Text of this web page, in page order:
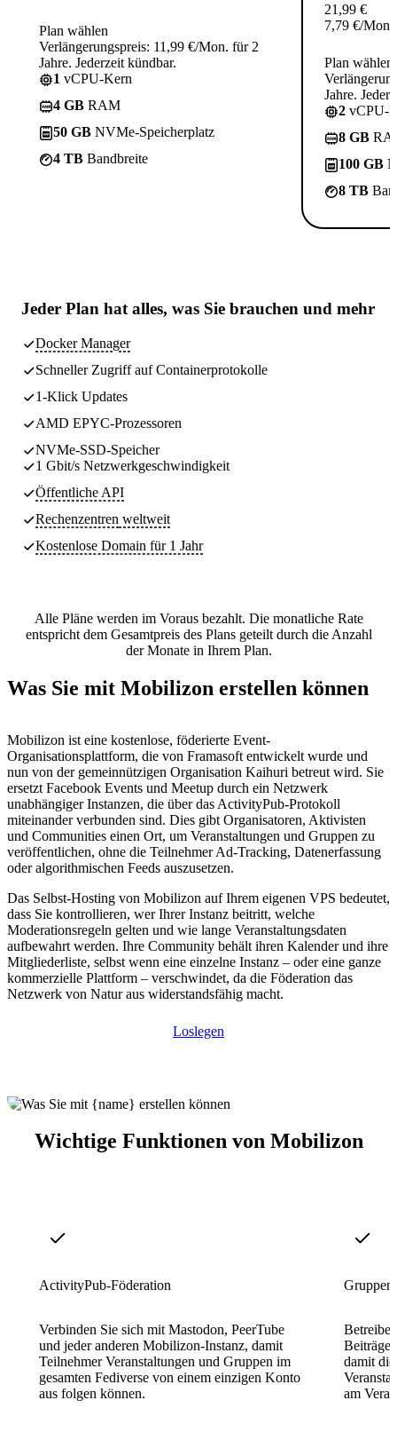
Plan wählen
Verlängerungspreis: 11,99 €/Mon. für 2
Jahre. Jederzeit kündbar.
1 vCPU-Kern
4 GB RAM
50 GB NVMe-Speicherplatz
4 TB Bandbreite
21,99 €
7,79 €/Mon.
Plan wählen
Jahre.
2 vCPU-
8 GB
100 GB
8 TB
Jeder Plan hat alles, was Sie brauchen und mehr
Docker Manager
Schneller Zugriff auf Containerprotokolle
1-Klick Updates
AMD EPYC-Prozessoren
NVMe-SSD-Speicher
1 Gbit/s Netzwerkgeschwindigkeit
Öffentliche API
Rechenzentren weltweit
Kostenlose Domain für 1 Jahr
Alle Pläne werden im Voraus bezahlt. Die monatliche Rate
entspricht dem Gesamtpreis des Plans geteilt durch die Anzahl
der Monate in Ihrem Plan.
Was Sie mit Mobilizon erstellen können
Mobilizon ist eine kostenlose, föderierte Event-
Organisationsplattform, die von Framasoft entwickelt wurde und
nun von der gemeinnützigen Organisation Kaihuri betreut wird. Sie
ersetzt Facebook Events und Meetup durch ein Netzwerk
unabhängiger Instanzen, die über das ActivityPub-Protokoll
miteinander verbunden sind. Dies gibt Organisatoren, Aktivisten
und Communities einen Ort, um Veranstaltungen und Gruppen zu
veröffentlichen, ohne die Teilnehmer Ad-Tracking, Datenerfassung
oder algorithmischen Feeds auszusetzen.
Das Selbst-Hosting von Mobilizon auf Ihrem eigenen VPS bedeutet,
dass Sie kontrollieren, wer Ihrer Instanz beitritt, welche
Moderationsregeln gelten und wie lange Veranstaltungsdaten
aufbewahrt werden. Ihre Community behält ihren Kalender und ihre
Mitgliederliste, selbst wenn eine einzelne Instanz – oder eine ganze
kommerzielle Plattform – verschwindet, da die Föderation das
Netzwerk von Natur aus widerstandsfähig macht.
Loslegen
Wichtige Funktionen von Mobilizon
ActivityPub-Föderation
Verbinden Sie sich mit Mastodon, PeerTube
und jeder anderen Mobilizon-Instanz, damit
Teilnehmer Veranstaltungen und Gruppen im
gesamten Fediverse von einem einzigen Konto
aus folgen können.
Gruppen
damit
am